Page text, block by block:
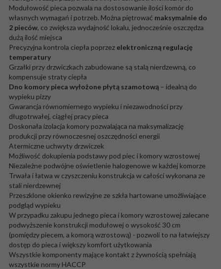
Modułowość pieca pozwala na dostosowanie ilości komór do
własnych wymagań i potrzeb. Można piętrować maksymalnie do
2 pieców, co zwiększa wydajność lokalu, jednocześnie oszczędza
dużą ilość miejsca
Precyzyjna kontrola ciepła poprzez elektroniczną regulację
temperatury
Grzałki przy drzwiczkach zabudowane są stalą nierdzewną, co
kompensuje straty ciepła
Dno komory pieca wyłożone płytą szamotową – idealną do
wypieku pizzy
Gwarancja równomiernego wypieku i niezawodności przy
długotrwałej, ciągłej pracy pieca
Doskonała izolacja komory pozwalająca na maksymalizację
produkcji przy równoczesnej oszczędności energii
Atermiczne uchwyty drzwiczek
Możliwość dokupienia podstawy pod piec i komory wzrostowej
Niezależne podwójne oświetlenie halogenowe w każdej komorze
Trwała i łatwa w czyszczeniu konstrukcja w całości wykonana ze
stali nierdzewnej
Przeszklone okienko rewizyjne ze szkła hartowane umożliwiające
podgląd wypieku
W przypadku zakupu jednego pieca i komory wzrostowej zalecane
podwyższenie konstrukcji modułowej o wysokość 30 cm
(pomiędzy piecem, a komorą wzrostową) - pozwoli to na łatwiejszy
dostęp do pieca i większy komfort użytkowania
Wszystkie komponenty mające kontakt z żywnością spełniają
wszystkie normy HACCP